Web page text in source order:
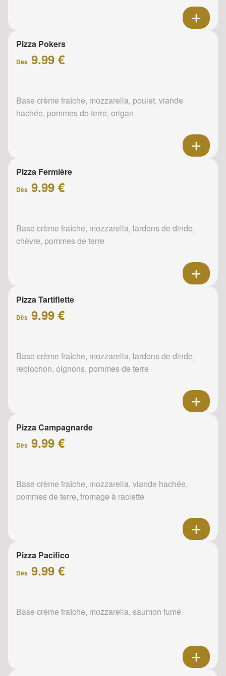
Pizza Pokers
Dès 9.99 €
Base crème fraîche, mozzarella, poulet, viande
hachée, pommes de terre, origan
Pizza Fermière
Dès 9.99 €
Base crème fraîche, mozzarella, lardons de dinde,
chèvre, pommes de terre
Pizza Tartiflette
Dès 9.99 €
Base crème fraîche, mozzarella, lardons de dinde,
reblochon, oignons, pommes de terre
Pizza Campagnarde
Dès 9.99 €
Base crème fraîche, mozzarella, viande hachée,
pommes de terre, fromage à raclette
Pizza Pacifico
Dès 9.99 €
Base crème fraîche, mozzarella, saumon fumé